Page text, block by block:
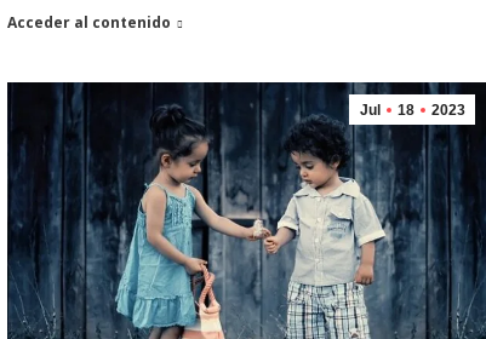
Acceder al contenido
Jul 18 2023